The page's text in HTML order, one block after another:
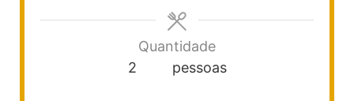
Quantidade
2
pessoas